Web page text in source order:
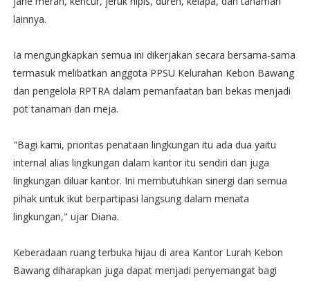
lainnya.
Ia mengungkapkan semua ini dikerjakan secara bersama-sama
termasuk melibatkan anggota PPSU Kelurahan Kebon Bawang
dan pengelola RPTRA dalam pemanfaatan ban bekas menjadi
pot tanaman dan meja.
"Bagi kami, prioritas penataan lingkungan itu ada dua yaitu
internal alias lingkungan dalam kantor itu sendiri dan juga
lingkungan diluar kantor. Ini membutuhkan sinergi dari semua
pihak untuk ikut berpartipasi langsung dalam menata
lingkungan," ujar Diana.
Keberadaan ruang terbuka hijau di area Kantor Lurah Kebon
Bawang diharapkan juga dapat menjadi penyemangat bagi